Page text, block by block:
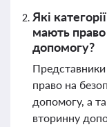
Які
мають
допомогу?
право на
допомогу, а
вторинну